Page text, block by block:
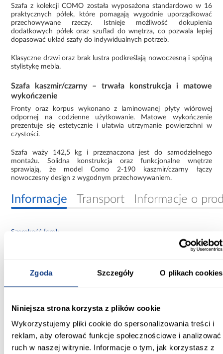
Zgoda Szczegóły O plikach cookies
Niniejsza strona korzysta z plików cookie
Wykorzystujemy pliki cookie do spersonalizowania treści i
reklam, aby oferować funkcje społecznościowe i analizować
ruch w naszej witrynie. Informacje o tym, jak korzystasz z
Szafa z kolekcji COMO została wyposażona standardowo w 16
praktycznych półek, które pomagają wygodnie uporządkować
przechowywane rzeczy. Istnieje możliwość dokupienia
dodatkowych półek oraz szuflad do wnętrza, co pozwala lepiej
dopasować układ szafy do indywidualnych potrzeb.
Klasyczne drzwi oraz brak lustra podkreślają nowoczesną i spójną
stylistykę mebla.
Szafa kaszmir/czarny – trwała konstrukcja i matowe
wykończenie
Fronty oraz korpus wykonano z laminowanej płyty wiórowej
odpornej na codzienne użytkowanie. Matowe wykończenie
prezentuje się estetycznie i ułatwia utrzymanie powierzchni w
czystości.
Szafa waży 142,5 kg i przeznaczona jest do samodzielnego
montażu. Solidna konstrukcja oraz funkcjonalne wnętrze
sprawiają, że model Como 2-190 kaszmir/czarny łączy
nowoczesny design z wygodnym przechowywaniem.
Informacje Transport Informacje o
Szerokość [cm]:
40.00
245.50
Kolor frontów:
beżowy